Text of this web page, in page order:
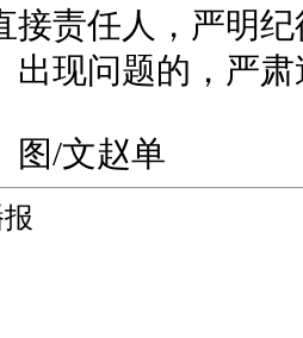
接责任人，严明
出现问题的，严
/文赵单